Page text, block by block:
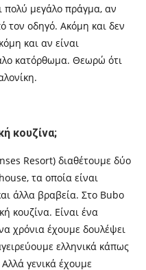
πολύ μεγάλο πράγμα, αν
τον οδηγό. Ακόμη και δεν
και αν είναι
κατόρθωμα. Θεωρώ ότι
κουζίνα;
Resort) διαθέτουμε δύο
τα οποία είναι
άλλα βραβεία. Στο Bubo
κουζίνα. Είναι ένα
χρόνια έχουμε δουλέψει
ελληνικά κάπως
γενικά έχουμε